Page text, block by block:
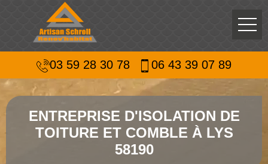
03 59 28 30 78 06 43 39 07 89
ENTREPRISE D'ISOLATION DE
TOITURE ET COMBLE À LYS
58190